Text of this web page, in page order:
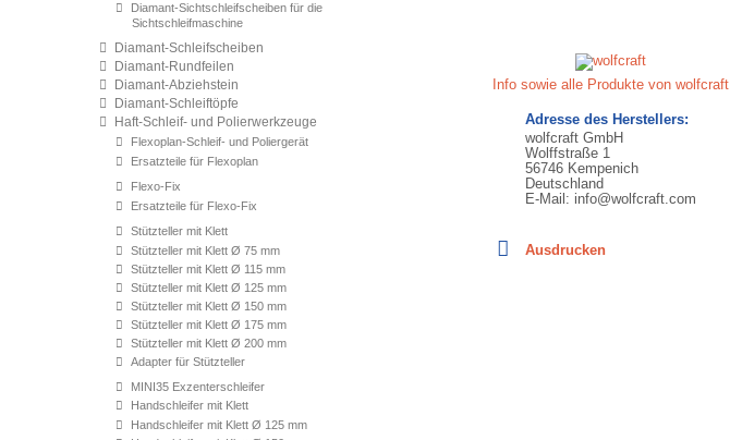
Diamant-Sichtschleifscheiben für die
Sichtschleifmaschine
Diamant-Schleifscheiben
Diamant-Rundfeilen
Diamant-Abziehstein
Diamant-Schleiftöpfe
Haft-Schleif- und Polierwerkzeuge
Flexoplan-Schleif- und Poliergerät
Ersatzteile für Flexoplan
Flexo-Fix
Ersatzteile für Flexo-Fix
Stützteller mit Klett
Stützteller mit Klett Ø 75 mm
Stützteller mit Klett Ø 115 mm
Stützteller mit Klett Ø 125 mm
Stützteller mit Klett Ø 150 mm
Stützteller mit Klett Ø 175 mm
Stützteller mit Klett Ø 200 mm
Adapter für Stützteller
MINI35 Exzenterschleifer
Handschleifer mit Klett
Handschleifer mit Klett Ø 125 mm
Info sowie alle Produkte von wolfcraft
Adresse des Herstellers:
wolfcraft GmbH
Wolffstraße 1
56746 Kempenich
Deutschland
E-Mail: info@wolfcraft.com
Ausdrucken